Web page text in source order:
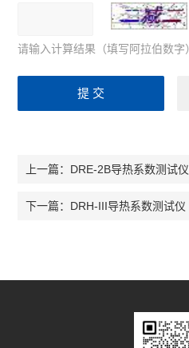
请输入计算结果（填写阿拉伯数字
上一篇： DRE-2B导热系数测试
下一篇： DRH-III导热系数测试仪